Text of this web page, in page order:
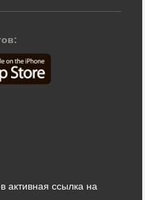
активная ссылка на